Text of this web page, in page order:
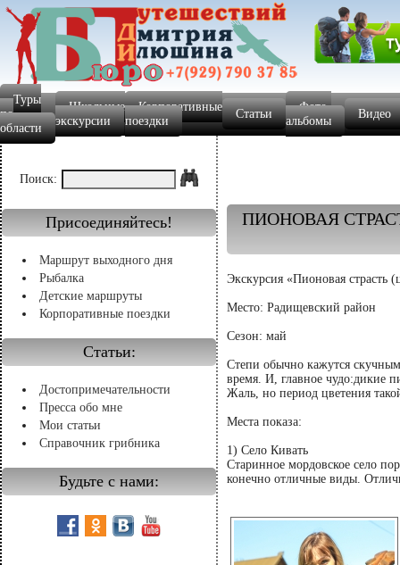
Туры
по
области
Школьные
экскурсии
Корпоративные
поездки
Статьи
Фото-
альбомы
Видео
Поиск:
Присоединяйтесь!
Маршрут выходного дня
Рыбалка
Детские маршруты
Корпоративные поездки
Статьи:
Достопримечательности
Пресса обо мне
Мои статьи
Справочник грибника
Будьте с нами:
ПИОНОВАЯ
Экскурсия «Пионовая страсть
Место: Радищевский район
Сезон: май
Степи обычно кажутся
время. И, главное чудо:дикие
Жаль, но период цветения
Места показа:
1) Село Кивать
Старинное мордовское село
конечно отличные виды.